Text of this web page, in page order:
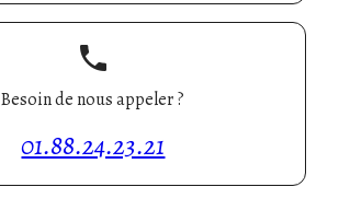
phone
Besoin de nous appeler ?
01.88.24.23.21